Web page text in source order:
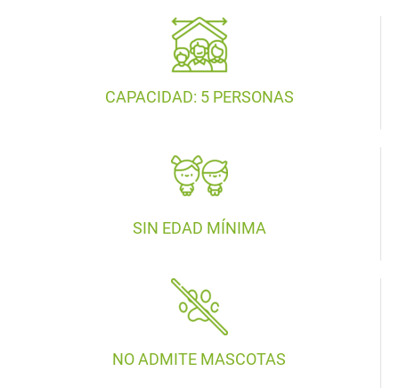
CAPACIDAD: 5 PERSONAS
SIN EDAD MÍNIMA
NO ADMITE MASCOTAS